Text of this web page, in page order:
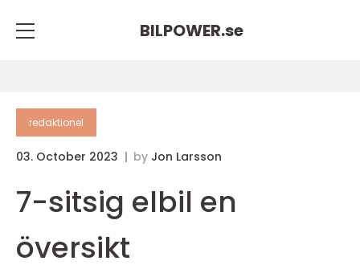
BILPOWER.se
redaktionel
03. October 2023 by Jon Larsson
7-sitsig elbil en
översikt